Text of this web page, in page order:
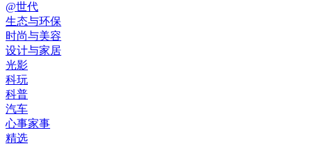
@世代
生态与环保
时尚与美容
设计与家居
光影
科玩
科普
汽车
心事家事
精选